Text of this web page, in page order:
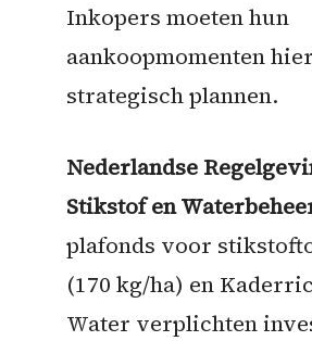
Inkopers moeten hun
aankoopmomenten
strategisch plannen.
Nederlandse
Stikstof en
plafonds voor
(170 kg/ha) en
Water verplichten